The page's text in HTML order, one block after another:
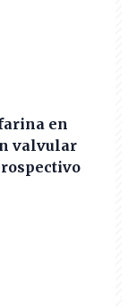
en
valvular